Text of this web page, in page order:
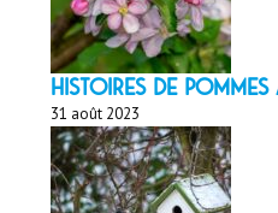
HISTOIRES DE
31 août 2023